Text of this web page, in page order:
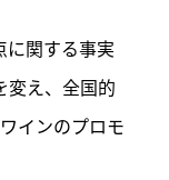
関する事実
変え、全国的
インのプロモ